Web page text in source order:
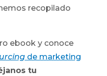
recopilado
ebook y conoce
de marketing
tu